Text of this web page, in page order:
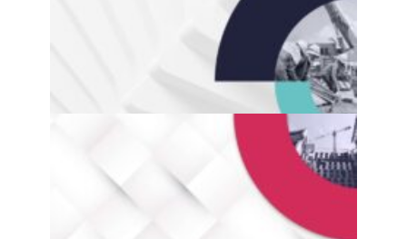
Obra Públicas Paralisadas no Brasil: Diagnóstico e